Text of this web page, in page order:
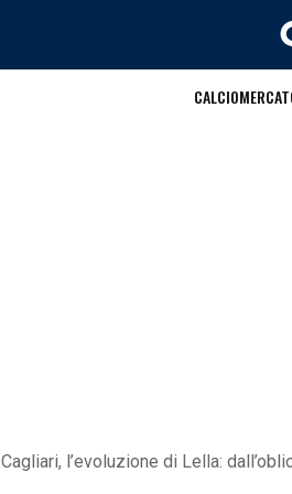
Cagliari, l’evoluzione di Lella: